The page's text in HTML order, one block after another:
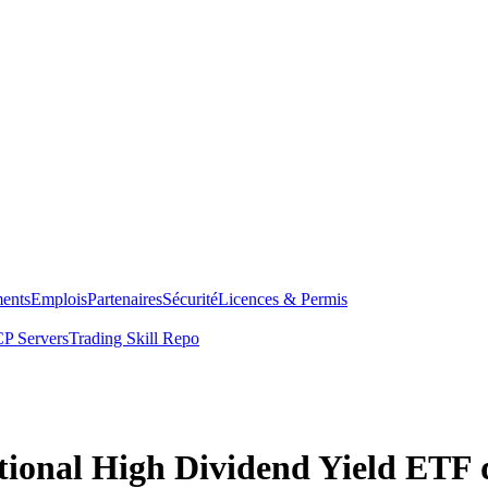
EmploisPartenairesSécuritéLicences & Permis
ServersTrading Skill Repo
High Dividend Yield ETF